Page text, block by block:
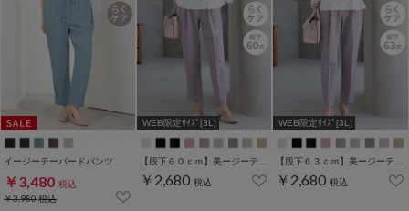
イージーテーパードパンツ
￥3,480 税込
￥3,980税込
WEB限定ｻｲｽﾞ[3L]
【股下６０ｃｍ】美ージーテーパード(股下60/63/66/69cm展開)
￥2,680 税込
WEB限定ｻｲｽﾞ[3L]
【股下６３ｃｍ】美ージーテーパード(股下60/63/66/69cm展開)
￥2,680 税込